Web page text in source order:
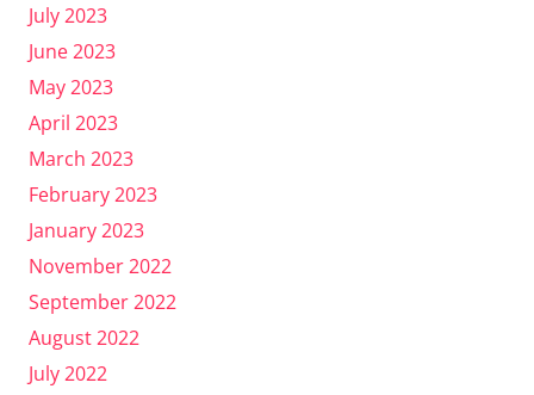
July 2023
June 2023
May 2023
April 2023
March 2023
February 2023
January 2023
November 2022
September 2022
August 2022
July 2022